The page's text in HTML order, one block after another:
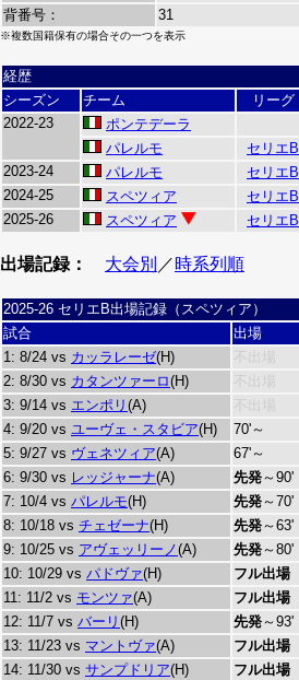
背番号：
31
※複数国籍保有の場合その一つを表示
経歴
シーズン
チーム リーグ
2022-23
ポンテデーラ
パレルモ
セリエB
2023-24
パレルモ セリエB
2024-25
スペツィア セリエB
2025-26
スペツィア セリエB
出場記録： 大会別 ／時系列順
2025-26 セリエB出場記録（スペツィア）
試合
出場
1: 8/24 vs カッラレーゼ(H) 不出場
2: 8/30 vs カタンツァーロ(H) 不出場
3: 9/14 vs エンポリ (A) 不出場
4: 9/20 vs ユーヴェ・スタビア(H) 70'～
5: 9/27 vs ヴェネツィア(A) 67'～
6: 9/30 vs レッジャーナ(A) 先発～90'
7: 10/4 vs パレルモ(H) 先発～70'
8: 10/18 vs チェゼーナ(H) 先発～63'
9: 10/25 vs アヴェッリーノ(A) 先発～80'
10: 10/29 vs パドヴァ(H) フル出場
11: 11/2 vs モンツァ(A) フル出場
12: 11/7 vs バーリ (H) 先発～93'
13: 11/23 vs マントヴァ(A) フル出場
14: 11/30 vs サンプドリア(H) フル出場